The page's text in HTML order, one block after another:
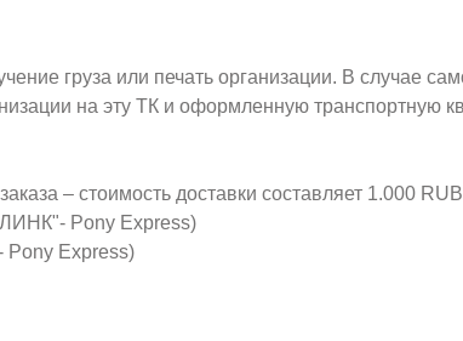
груза или печать организации. В случае
на эту ТК и оформленную транспортную
– стоимость доставки составляет 1.000
Pony Express)
Express)